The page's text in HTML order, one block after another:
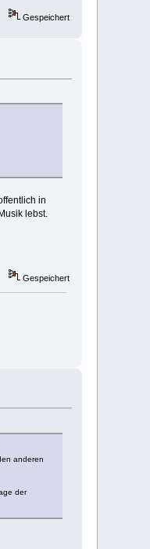
Gespeichert
in
lebst.
Gespeichert
anderen
der